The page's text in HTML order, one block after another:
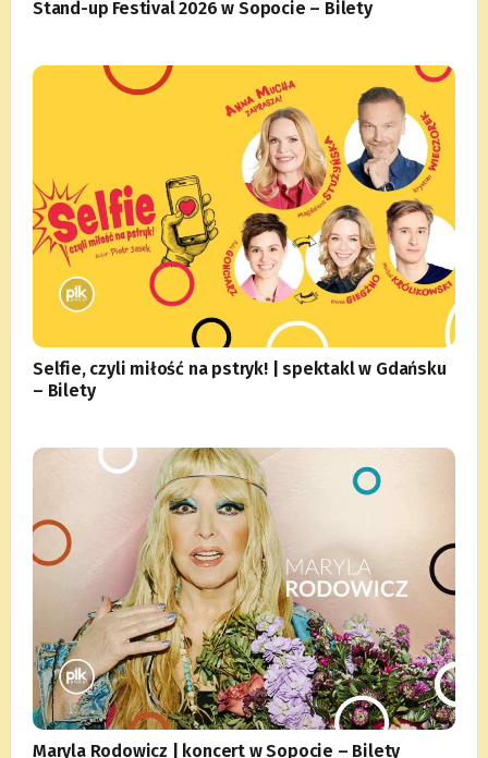
Stand-up Festival 2026 w Sopocie – Bilety
Selfie, czyli miłość na pstryk! | spektakl w Gdańsku
– Bilety
Maryla Rodowicz | koncert w Sopocie – Bilety